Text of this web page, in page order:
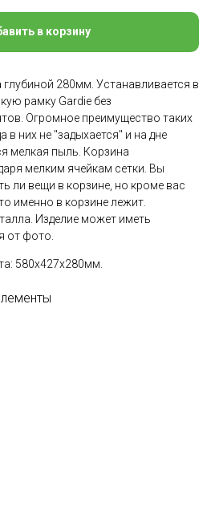
в корзину
280мм. Устанавливается в
рамку Gardie без
Огромное преимущество таких
в них не "задыхается" и на дне
мелкая пыль. Корзина
мелким ячейкам сетки. Вы
ли вещи в корзине, но кроме вас
именно в корзине лежит.
Изделие может иметь
от фото.
580х427х280мм.